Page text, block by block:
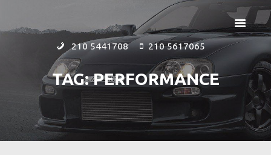
210 5441708 210 5617065
TAG: PERFORMANCE
ΑΡΧΙΚΗ
ΕΤΑΙΡΕΙΑ
ΠΡΟΪΟΝΤΑ